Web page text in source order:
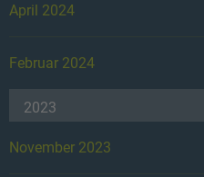
April 2024
Februar 2024
2023
November 2023